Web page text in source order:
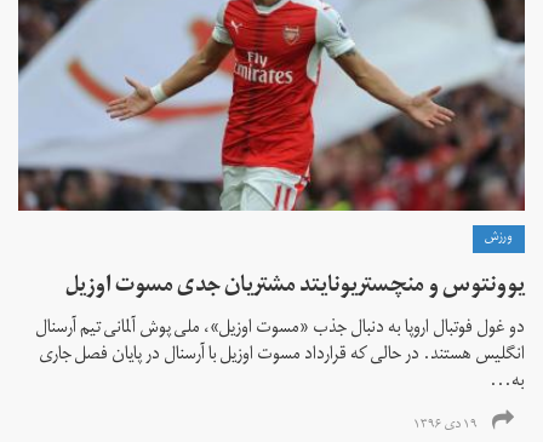
ورزش
یوونتوس و منچستریونایتد مشتریان جدی مسوت اوزیل
دو غول فوتبال اروپا به دنبال جذب «مسوت اوزیل»، ملی پوش آلمانی تیم آرسنال
انگلیس هستند. در حالی که قرارداد مسوت اوزیل با آرسنال در پایان فصل جاری
به...
۱۹ دی ۱۳۹۶